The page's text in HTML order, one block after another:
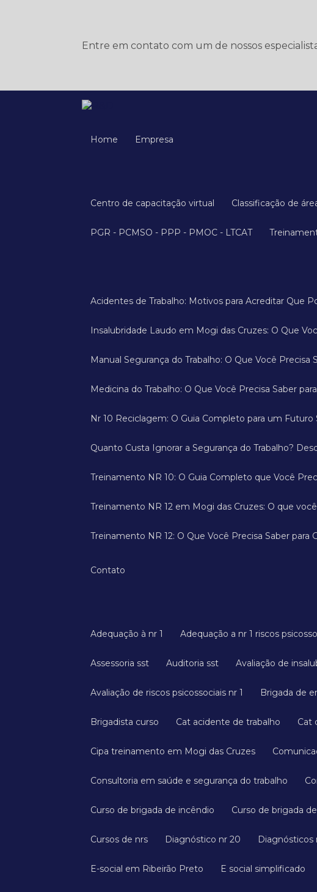
Entre em contato com um de nossos
Home Empresa
Centro de capacitação virtual Classificação de
PGR - PCMSO - PPP - PMOC - LTCAT
Acidentes de Trabalho: Motivos para Acreditar Que
Insalubridade Laudo em Mogi das Cruzes: O Que
Manual Segurança do Trabalho: O Que Você Precisa
Medicina do Trabalho: O Que Você Precisa Saber
Nr 10 Reciclagem: O Guia Completo para um
Quanto Custa Ignorar a Segurança do Trabalho?
Treinamento NR 10: O Guia Completo que Você
Treinamento NR 12 em Mogi das Cruzes: O que
Treinamento NR 12: O Que Você Precisa Saber para
Contato
Adequação à nr 1 Adequação a nr 1 riscos
Assessoria sst Auditoria sst Avaliação de
Avaliação de riscos psicossociais nr 1 Brigada de
Brigadista curso Cat acidente de trabalho
Cipa treinamento em Mogi das Cruzes
Consultoria em saúde e segurança do trabalho
Curso de brigada de incêndio Curso de brigada
Cursos de nrs Diagnóstico nr 20 Diagnósticos
E-social em Ribeirão Preto E social simplificado